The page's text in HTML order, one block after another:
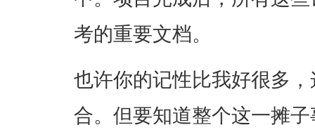
考的重要文档。
也许你的记性比我好很多
合。但要知道整个这一摊